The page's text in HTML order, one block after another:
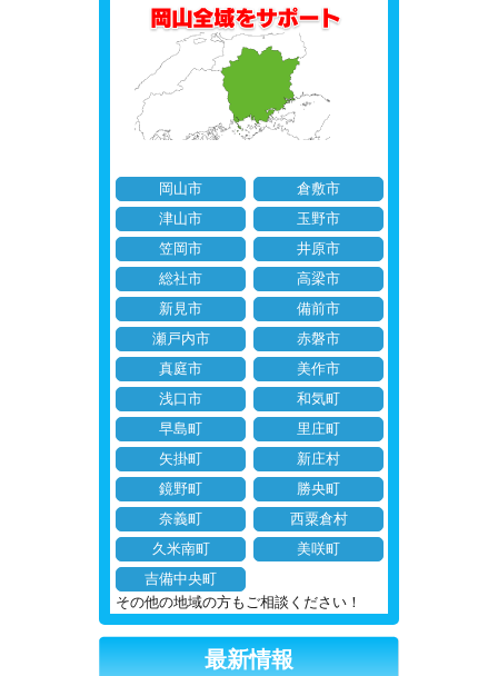
岡山市
倉敷市
津山市
玉野市
笠岡市
井原市
総社市
高梁市
新見市
備前市
瀬戸内市
赤磐市
真庭市
美作市
浅口市
和気町
早島町
里庄町
矢掛町
新庄村
鏡野町
勝央町
奈義町
西粟倉村
久米南町
美咲町
吉備中央町
その他の地域の方もご相談ください！
最新情報